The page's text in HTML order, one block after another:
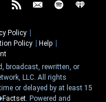
Policy
Policy
Help
broadcast, rewritten, or
LLC. All rights
or delayed by at least 15
Factset. Powered and